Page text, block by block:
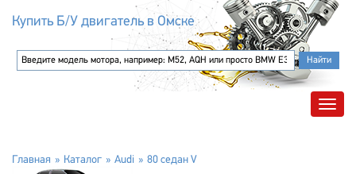
Купить Б/У двигатель в Омске
Главная Каталог Audi 80 седан V